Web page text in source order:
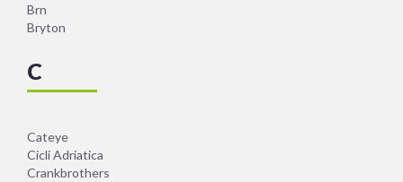
Brn
Bryton
C
Cateye
Cicli Adriatica
Crankbrothers